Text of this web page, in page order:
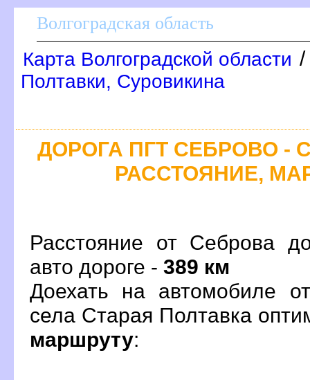
олгоградская область
Карта Волгоградской области /
Полтавки, Суровикина
ДОРОГА ПГТ СЕБРОВО -
РАССТОЯНИЕ,
Расстояние от Себрова
авто дороге - 389 км
Доехать на автомобиле
села Старая Полтавка
маршруту: